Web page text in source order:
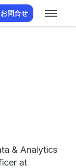
お問合せ
& Analytics
at